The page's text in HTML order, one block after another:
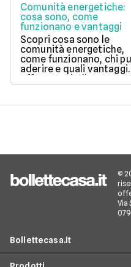
Comunità energetiche:
cosa sono, come
funzionano e vantaggi
Scopri cosa sono le
comunità energetiche,
come funzionano, chi
aderire e quali vantaggi
offrono su bolletta e
sostenibilità.
©
Via
Bollettecasa.it